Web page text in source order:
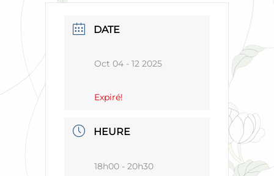
DATE
Oct 04 - 12 2025
Expiré!
HEURE
18h00 - 20h30